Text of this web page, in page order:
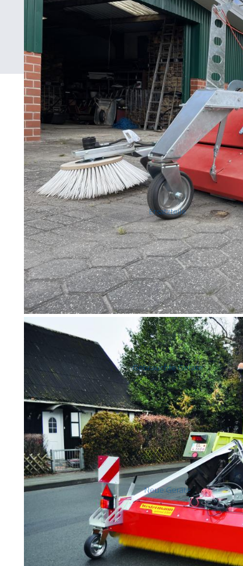
Ersatzteile
Felgen
Gebrauchte Geräte
Diverse
Neue Geräte
Schneeräumschilder, Salzstreuer